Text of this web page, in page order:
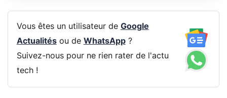
Vous êtes un utilisateur de Google
Actualitésou de WhatsApp?
Suivez-nous pour ne rien rater de l'actu
tech !